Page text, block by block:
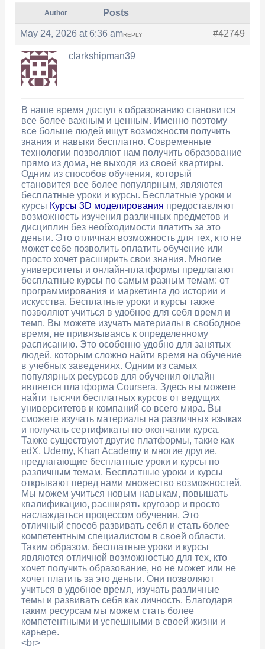
Author Posts
May 24, 2026 at 6:36 am #42749
REPLY
clarkshipman39
В наше время доступ к образованию становится
все более важным и ценным. Именно поэтому
все больше людей ищут возможности получить
знания и навыки бесплатно. Современные
технологии позволяют нам получить образование
прямо из дома, не выходя из своей квартиры.
Одним из способов обучения, который
становится все более популярным, являются
бесплатные уроки и курсы. Бесплатные уроки и
курсы Курсы 3D моделирования предоставляют
возможность изучения различных предметов и
дисциплин без необходимости платить за это
деньги. Это отличная возможность для тех, кто не
может себе позволить оплатить обучение или
просто хочет расширить свои знания. Многие
университеты и онлайн-платформы предлагают
бесплатные курсы по самым разным темам: от
программирования и маркетинга до истории и
искусства. Бесплатные уроки и курсы также
позволяют учиться в удобное для себя время и
темп. Вы можете изучать материалы в свободное
время, не привязываясь к определенному
расписанию. Это особенно удобно для занятых
людей, которым сложно найти время на обучение
в учебных заведениях. Одним из самых
популярных ресурсов для обучения онлайн
является платформа Coursera. Здесь вы можете
найти тысячи бесплатных курсов от ведущих
университетов и компаний со всего мира. Вы
сможете изучать материалы на различных языках
и получать сертификаты по окончании курса.
Также существуют другие платформы, такие как
edX, Udemy, Khan Academy и многие другие,
предлагающие бесплатные уроки и курсы по
различным темам. Бесплатные уроки и курсы
открывают перед нами множество возможностей.
Мы можем учиться новым навыкам, повышать
квалификацию, расширять кругозор и просто
наслаждаться процессом обучения. Это
отличный способ развивать себя и стать более
компетентным специалистом в своей области.
Таким образом, бесплатные уроки и курсы
являются отличной возможностью для тех, кто
хочет получить образование, но не может или не
хочет платить за это деньги. Они позволяют
учиться в удобное время, изучать различные
темы и развивать себя как личность. Благодаря
таким ресурсам мы можем стать более
компетентными и успешными в своей жизни и
карьере.
<br>